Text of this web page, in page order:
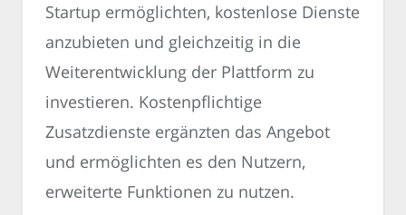
Startup ermöglichten, kostenlose Dienste
anzubieten und gleichzeitig in die
Weiterentwicklung der Plattform zu
investieren. Kostenpflichtige
Zusatzdienste ergänzten das Angebot
und ermöglichten es den Nutzern,
erweiterte Funktionen zu nutzen.